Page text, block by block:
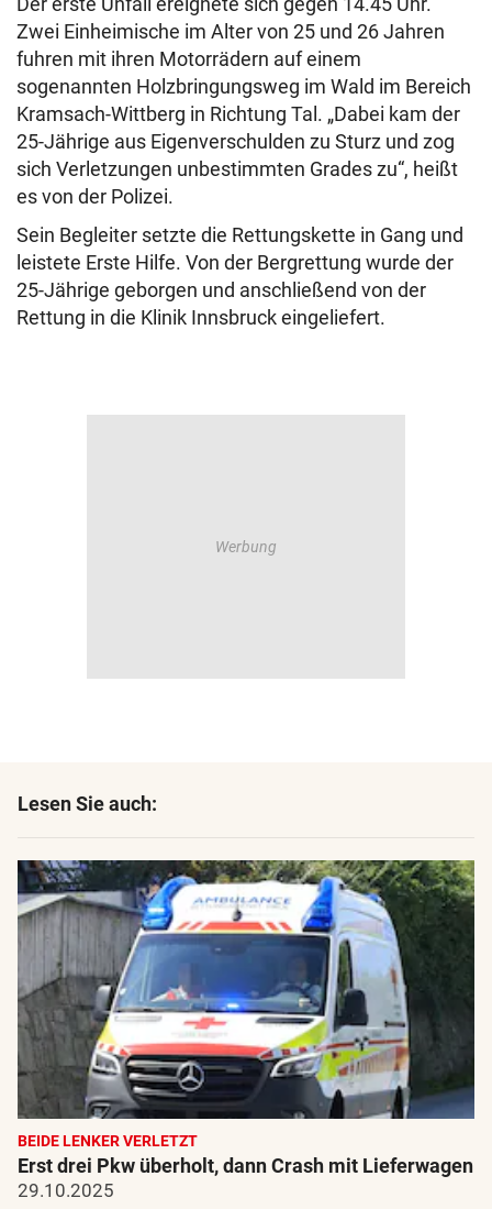
Zwei Einheimische im Alter von 25 und 26 Jahren
fuhren mit ihren Motorrädern auf einem
sogenannten Holzbringungsweg im Wald im Bereich
Kramsach-Wittberg in Richtung Tal. „Dabei kam der
25-Jährige aus Eigenverschulden zu Sturz und zog
sich Verletzungen unbestimmten Grades zu“, heißt
es von der Polizei.
Sein Begleiter setzte die Rettungskette in Gang und
leistete Erste Hilfe. Von der Bergrettung wurde der
25-Jährige geborgen und anschließend von der
Rettung in die Klinik Innsbruck eingeliefert.
Lesen Sie auch:
BEIDE LENKER VERLETZT
Erst drei Pkw überholt, dann Crash mit Lieferwagen
29.10.2025